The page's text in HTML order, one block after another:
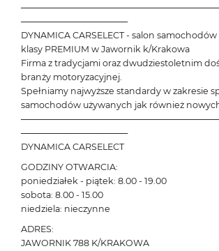
─────────────────
DYNAMICA CARSELECT - salon
klasy PREMIUM w Jawornik k/Krakowa
Firma z tradycjami oraz dwudziestoletnim
branży motoryzacyjnej.
Spełniamy najwyższe standardy w zakresie
samochodów używanych jak również
─────────────────
DYNAMICA CARSELECT
GODZINY OTWARCIA:
poniedziałek - piątek: 8.00 - 19.00
sobota: 8.00 - 15.00
niedziela: nieczynne
ADRES:
JAWORNIK 788 K/KRAKOWA